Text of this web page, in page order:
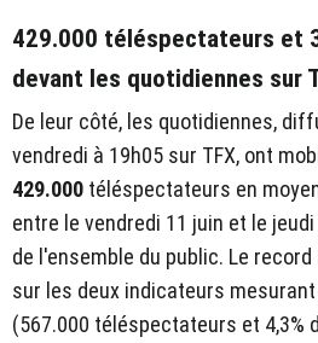
429.000 téléspectateurs et
devant les quotidiennes sur
De leur côté, les quotidiennes,
vendredi à 19h05 sur TFX, ont
429.000 téléspectateurs en
entre le vendredi 11 juin et le
de l'ensemble du public. Le
sur les deux indicateurs
(567.000 téléspectateurs et 4,3%